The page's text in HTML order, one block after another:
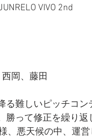
VIVO 2nd
岡、藤田
る難しいピッチコ
勝って修正を繰り
様、悪天候の中、